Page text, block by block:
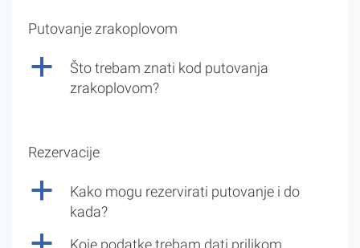
Putovanje zrakoplovom
a
Što trebam znati kod putovanja
zrakoplovom?
Rezervacije
a
Kako mogu rezervirati putovanje i do
kada?
Koje podatke trebam dati prilikom